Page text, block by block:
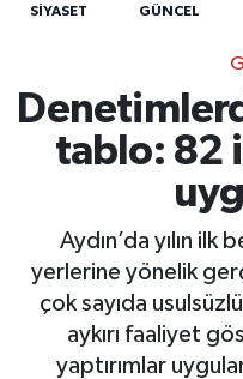
SİYASET GÜNCEL
tablo: 82
Aydın’da yılın ilk
yerlerine yönelik
çok sayıda
aykırı faaliyet
yaptırımlar
BÜLTEN
ÇEVRE
DIŞ
DÜNYA
EGE
Süper Lig Puan
Tüm Manşetler
Son Dakika
Haber Arşivi